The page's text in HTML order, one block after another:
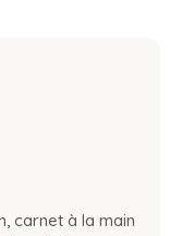
carnet à la main